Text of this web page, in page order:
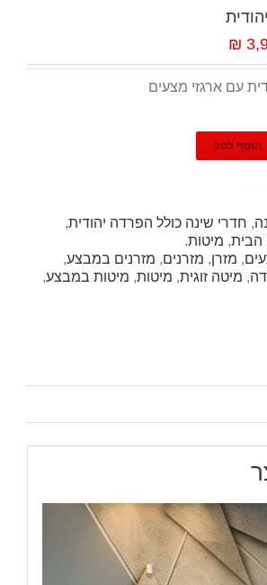
עם ארגזי מצעים
הוסף לסל
, חדרי שינה כולל הפרדה יהודית,
הבית, מיטות.
, מזרן, מזרנים, מזרנים במבצע,
, מיטה זוגית, מיטות, מיטות במבצע,